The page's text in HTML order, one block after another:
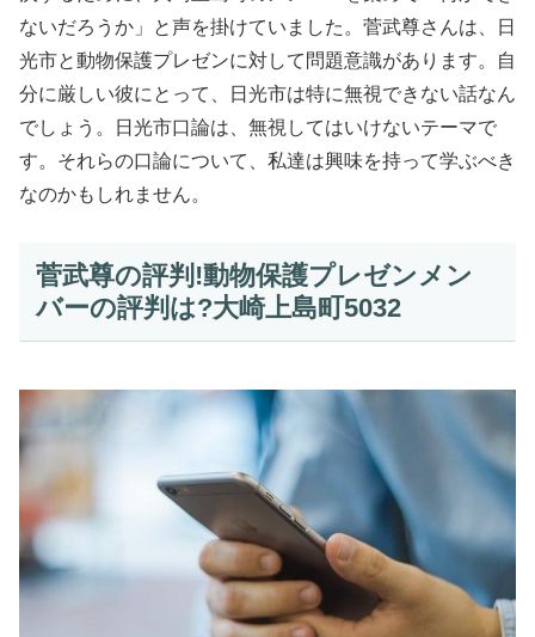
ないだろうか」と声を掛けていました。菅武尊さんは、日
光市と動物保護プレゼンに対して問題意識があります。自
分に厳しい彼にとって、日光市は特に無視できない話なん
でしょう。日光市口論は、無視してはいけないテーマで
す。それらの口論について、私達は興味を持って学ぶべき
なのかもしれません。
菅武尊の評判!動物保護プレゼンメン
バーの評判は?大崎上島町5032